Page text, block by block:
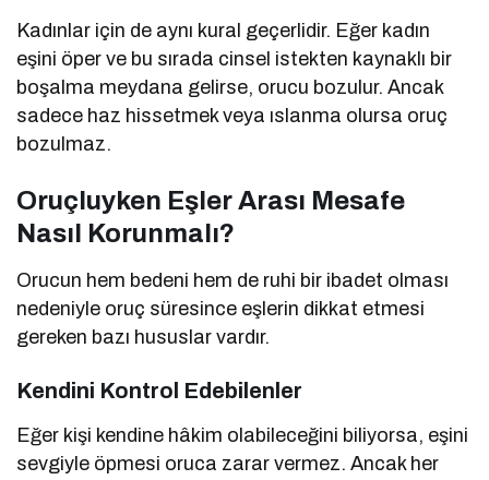
Kadınlar için de aynı kural geçerlidir. Eğer kadın
eşini öper ve bu sırada cinsel istekten kaynaklı bir
boşalma meydana gelirse, orucu bozulur. Ancak
sadece haz hissetmek veya ıslanma olursa oruç
bozulmaz.
Oruçluyken Eşler Arası Mesafe
Nasıl Korunmalı?
Orucun hem bedeni hem de ruhi bir ibadet olması
nedeniyle oruç süresince eşlerin dikkat etmesi
gereken bazı hususlar vardır.
Kendini Kontrol Edebilenler
Eğer kişi kendine hâkim olabileceğini biliyorsa, eşini
sevgiyle öpmesi oruca zarar vermez. Ancak her